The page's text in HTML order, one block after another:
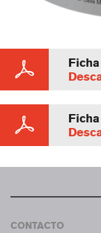
CONTACTO